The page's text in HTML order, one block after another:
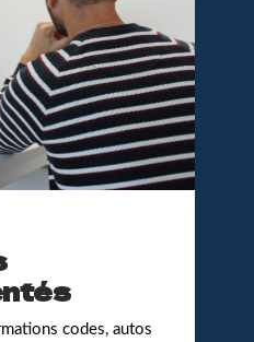
codes, autos